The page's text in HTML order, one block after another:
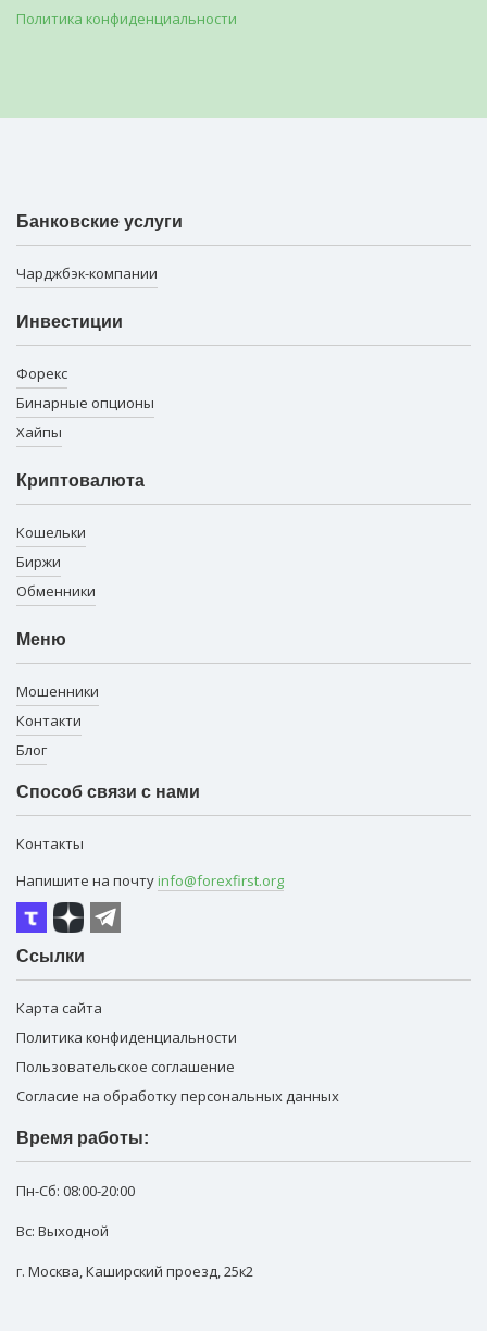
Политика конфиденциальности
Банковские услуги
Чарджбэк-компании
Инвестиции
Форекс
Бинарные опционы
Хайпы
Криптовалюта
Кошельки
Биржи
Обменники
Меню
Мошенники
Контакти
Блог
Способ связи с нами
Контакты
Напишите на почту info@forexfirst.org
Ссылки
Карта сайта
Политика конфиденциальности
Пользовательское соглашение
Согласие на обработку персональных данных
Время работы:
Пн-Сб: 08:00-20:00
Вс: Выходной
г. Москва,Каширский проезд, 25к2